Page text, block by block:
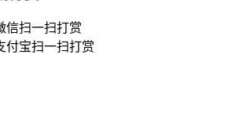
信扫一扫打赏
付宝扫一扫打赏